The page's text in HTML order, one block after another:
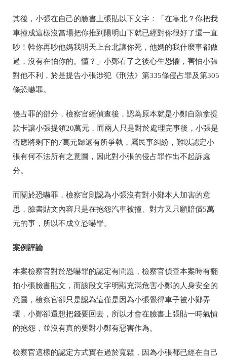
其後，小張在自己的臉書上張貼以下文字：「在靠北？你把我
車撞成這樣沒當場把你推到陽明山下就已經對你很好了還一直
吵！幹你再吵他媽我明天上台北讓你死，他媽的我什麼事都做
過，沒有在怕你的。懂？」小鄭看了之後心生恐懼，害怕小張
對他不利，於是提告小張涉犯《刑法》第335條侵占罪及第305
條恐嚇罪。
侵占罪的部分，檢察官經偵查後，認為原本就是小鄭自願拿提
款卡讓小張提領20萬元，而兩人只是對於處理完事後，小張是
否應將剩下的7萬元歸還有所爭執，屬民事糾紛，難以認定小
張有何不法所有之意圖，因此對小張的侵占罪作出不起訴處
分。
而關於恐嚇罪，檢察官則認為小張沒有對小鄭本人加害的意
思，臉書貼文內容只是在抱怨汽車被撞、對方又只願賠償5萬
元的事，所以不成立恐嚇罪。
案例評論
本案檢察官對於恐嚇罪的認定有問題，檢察官偵查本案時有翻
拍小張臉書貼文，而該段文字明顯充滿危害小鄭的人身安全的
意圖，檢察官卻只是認為這僅是因為小張覺得車子被小鄭弄
壞，小鄭卻還想把錢要回去，所以才會在臉書上張貼一時氣憤
的抱怨，並沒有真的要對小鄭有惡害作為。
檢察官這樣的認定方式實在過於寬鬆，因為小張都已經在自己